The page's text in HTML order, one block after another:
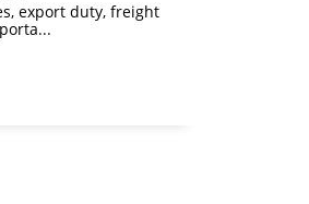
export duty, freight